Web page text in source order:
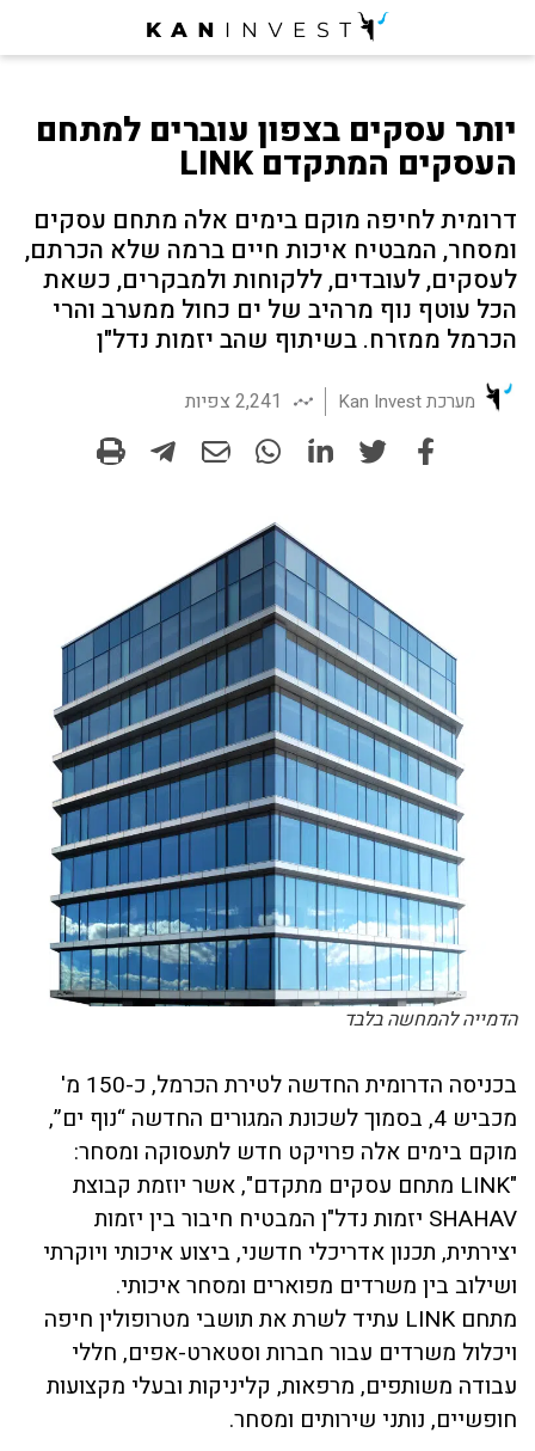
יותר עסקים בצפון עוברים למתחם
העסקים המתקדם LINK
דרומית לחיפה מוקם בימים אלה מתחם עסקים
ומסחר, המבטיח איכות חיים ברמה שלא הכרתם,
לעסקים, לעובדים, ללקוחות ולמבקרים, כשאת
הכל עוטף נוף מרהיב של ים כחול ממערב והרי
הכרמל ממזרח. בשיתוף שהב יזמות נדל"ן
מערכת Kan Invest 2,241 צפיות
הדמייה להמחשה בלבד
בכניסה הדרומית החדשה לטירת הכרמל, כ-150 מ'
מכביש 4, בסמוך לשכונת המגורים החדשה “נוף ים”,
מוקם בימים אלה פרויקט חדש לתעסוקה ומסחר:
"LINK מתחם עסקים מתקדם", אשר יוזמת קבוצת
SHAHAV יזמות נדל"ן
המבטיח חיבור בין יזמות
יצירתית, תכנון אדריכלי חדשני, ביצוע איכותי ויוקרתי
ושילוב בין משרדים מפוארים ומסחר איכותי.
מתחם LINK עתיד לשרת את תושבי מטרופולין חיפה
ויכלול משרדים עבור חברות וסטארט-אפים, חללי
עבודה משותפים, מרפאות, קליניקות ובעלי מקצועות
חופשיים, נותני שירותים ומסחר.